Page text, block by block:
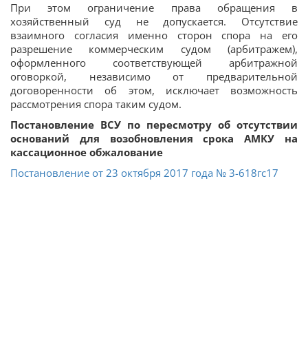
При этом ограничение права обращения в
хозяйственный суд не допускается. Отсутствие
взаимного согласия именно сторон спора на его
разрешение коммерческим судом (арбитражем),
оформленного соответствующей арбитражной
оговоркой, независимо от предварительной
договоренности об этом, исключает возможность
рассмотрения спора таким судом.
Постановление ВСУ по пересмотру об отсутствии
оснований для возобновления срока АМКУ на
кассационное обжалование
Постановление от 23 октября 2017 года № 3-618гс17